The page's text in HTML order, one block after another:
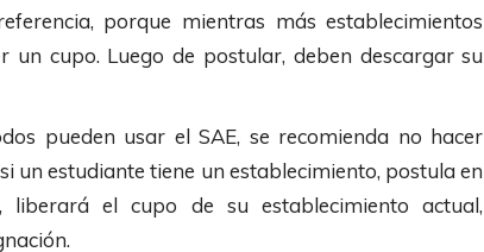
porque mientras más establecimientos
un cupo. Luego de postular, deben descargar su
pueden usar el SAE, se recomienda no hacer
un estudiante tiene un establecimiento, postula en
el cupo de su establecimiento actual,